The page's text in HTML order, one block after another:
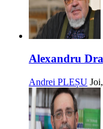
Alexandru
Andrei PLEȘU